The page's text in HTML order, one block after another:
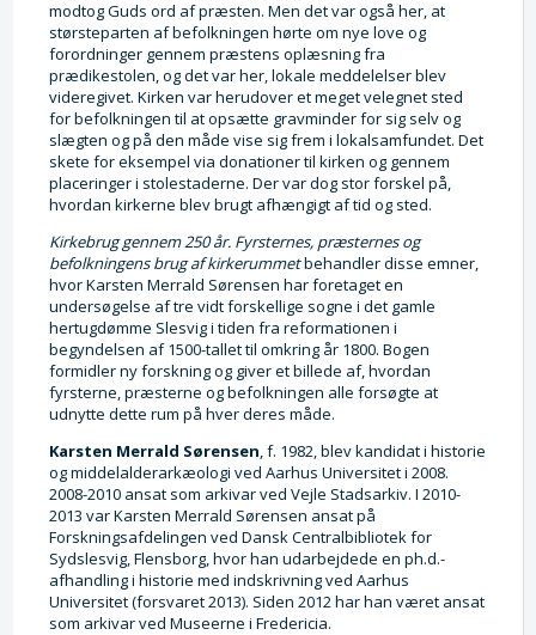
modtog Guds ord af præsten. Men det var også her, at
størsteparten af befolkningen hørte om nye love og
forordninger gennem præstens oplæsning fra
prædikestolen, og det var her, lokale meddelelser blev
videregivet. Kirken var herudover et meget velegnet sted
for befolkningen til at opsætte gravminder for sig selv og
slægten og på den måde vise sig frem i lokalsamfundet. Det
skete for eksempel via donationer til kirken og gennem
placeringer i stolestaderne. Der var dog stor forskel på,
hvordan kirkerne blev brugt afhængigt af tid og sted.
Kirkebrug gennem 250 år. Fyrsternes, præsternes og
befolkningens brug af kirkerummetbehandler disse emner,
hvor Karsten Merrald Sørensen har foretaget en
undersøgelse af tre vidt forskellige sogne i det gamle
hertugdømme Slesvig i tiden fra reformationen i
begyndelsen af 1500-tallet til omkring år 1800. Bogen
formidler ny forskning og giver et billede af, hvordan
fyrsterne, præsterne og befolkningen alle forsøgte at
udnytte dette rum på hver deres måde.
Karsten Merrald Sørensen , f. 1982, blev kandidat i historie
og middelalderarkæologi ved Aarhus Universitet i 2008.
2008-2010 ansat som arkivar ved Vejle Stadsarkiv. I 2010-
2013 var Karsten Merrald Sørensen ansat på
Forskningsafdelingen ved Dansk Centralbibliotek for
Sydslesvig, Flensborg, hvor han udarbejdede en ph.d.-
afhandling i historie med indskrivning ved Aarhus
Universitet (forsvaret 2013). Siden 2012 har han været ansat
som arkivar ved Museerne i Fredericia.